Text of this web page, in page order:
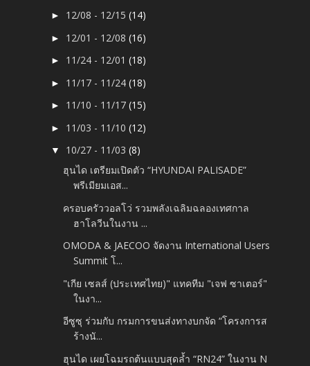
► 12/08 - 12/15(14)
► 12/01 - 12/08(16)
► 11/24 - 12/01(18)
► 11/17 - 11/24(18)
► 11/10 - 11/17(15)
► 11/03 - 11/10(12)
▼ 10/27 - 11/03(8)
ฮุนได เตรียมเปิดตัว “HYUNDAI PALISADE”
พรีเมียมเอส...
ครอบครัววอลโว่ รวมพลังเฉลิมฉลองเทศกาล
ฮาโลวีนในงาน ...
OMODA & JAECOO จัดงาน International Users
Summit โ...
"เกีย เซลส์ (ประเทศไทย)" แทคทีม "เจฟ ซาเตอร์"
ในงา...
อีซูซุ ร่วมกับ กรมการขนส่งทางบกจัด “โครงการส
ร้างนั...
ฮุนได เผยโฉมรถต้นแบบสุดล้ำ “RN24” ในงาน N